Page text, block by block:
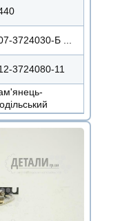
3724030-Б ...
3724080-11